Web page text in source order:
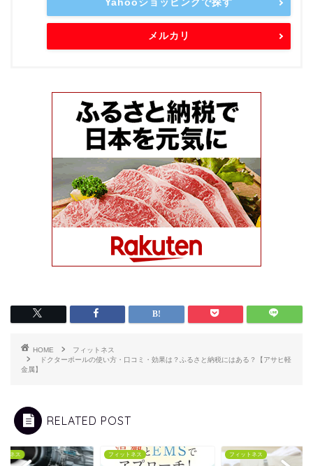
Yahooショッピングで探す
メルカリ
HOME
フィットネス
ドクターポールの使い方・口コミ・効果は？ふるさと納税にはある？【アサヒ軽
金属】
RELATED POST
トネス フィットネス フィットネス